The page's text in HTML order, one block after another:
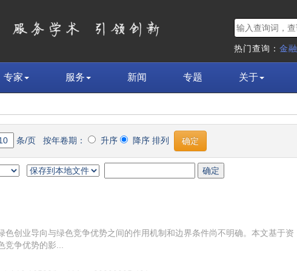
热门查询： 金融
专家 服务 新闻 专题 关于
条/页 按年卷期： 升序 降序 排列
创业导向与绿色竞争优势之间的作用机制和边界条件尚不明确。本文基于资
争优势的影...